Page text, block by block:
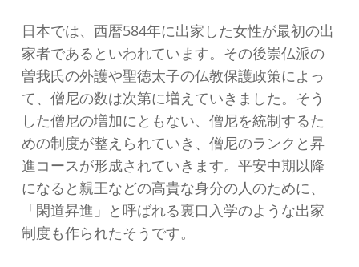
日本では、西暦584年に出家した女性が最初の出
家者であるといわれています。その後崇仏派の
曽我氏の外護や聖徳太子の仏教保護政策によっ
て、僧尼の数は次第に増えていきました。そう
した僧尼の増加にともない、僧尼を統制するた
めの制度が整えられていき、僧尼のランクと昇
進コースが形成されていきます。平安中期以降
になると親王などの高貴な身分の人のために、
「閑道昇進」と呼ばれる裏口入学のような出家
制度も作られたそうです。